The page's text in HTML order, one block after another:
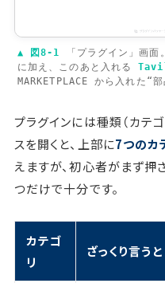
▲ 図8-1 「プラグイン」画
に加え、このあと入れる
MARKETPLACE から入れた“部
プラグインには種類（カテ
スを開くと、上部に7つのカ
えますが、初心者がまず押
つだけで十分です。
カテゴ
リ
ざっくり言うと